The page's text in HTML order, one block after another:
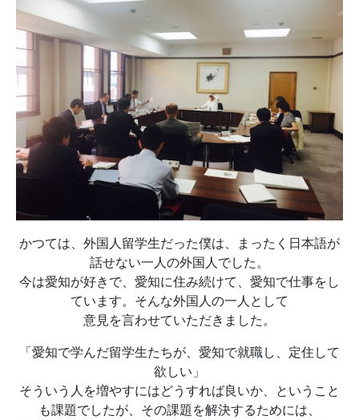
かつては、外国人留学生だった僕は、まったく日本語が
話せない一人の外国人でした。
今は愛知が好きで、愛知に住み続けて、愛知で仕事をし
ています。そんな外国人の一人として
意見を言わせていただきました。
「愛知で学んだ留学生たちが、愛知で就職し、定住して
欲しい」
そういう人を増やすにはどうすれば良いか、ということ
も課題でしたが、その課題を解決するためには、